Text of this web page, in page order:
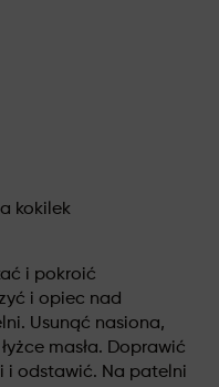
kokilek
i pokroić
i opiec nad
Usunąć nasiona,
masła. Doprawić
i odstawić. Na patelni